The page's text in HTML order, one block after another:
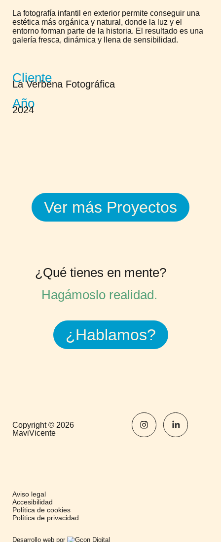
La fotografía infantil en exterior permite conseguir una
estética más orgánica y natural, donde la luz y el
entorno forman parte de la historia. El resultado es una
galería fresca, dinámica y llena de sensibilidad.
Cliente
La Verbena Fotográfica
Año
2024
Ver más Proyectos
¿Qué tienes en mente?
Hagámoslo realidad.
¿Hablamos?
Copyright © 2026
MaviVicente
Aviso legal
Accesibilidad
Política de cookies
Política de privacidad
Desarrollo web por